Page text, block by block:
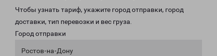
Чтобы узнать тариф, укажите город отправки, город
доставки, тип перевозки и вес груза.
Город отправки
Ростов-на-Дону